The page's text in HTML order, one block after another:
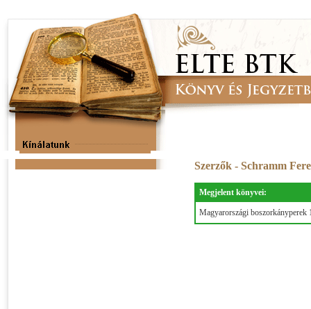
Szerzők - Schramm
Megjelent könyvei:
Magyarországi